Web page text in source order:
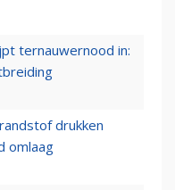
ternauwernood in:
drukken
omlaag